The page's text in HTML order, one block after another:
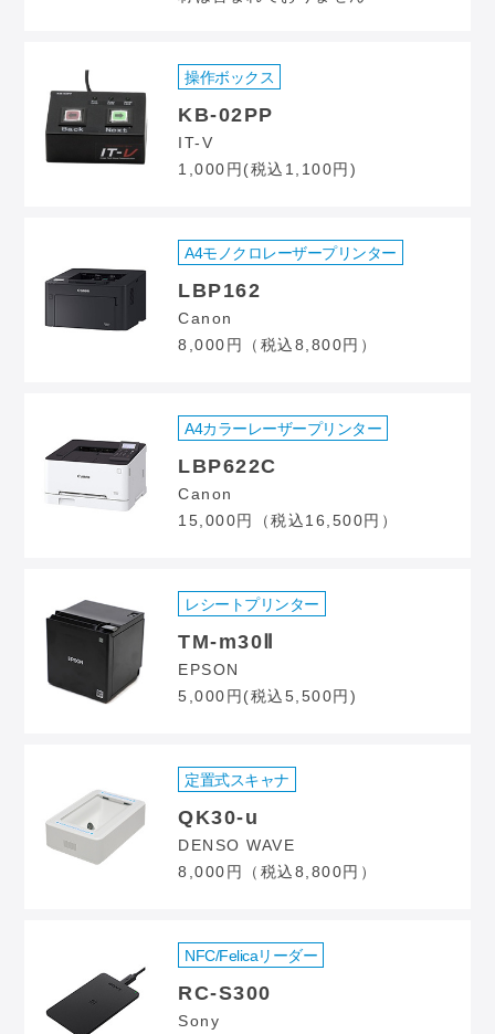
操作ボックス
KB-02PP
IT-V
1,000円(税込1,100円)
A4モノクロレーザープリンター
LBP162
Canon
8,000円（税込8,800円）
A4カラーレーザープリンター
LBP622C
Canon
15,000円（税込16,500円）
レシートプリンター
TM-m30Ⅱ
EPSON
5,000円(税込5,500円)
定置式スキャナ
QK30-u
DENSO WAVE
8,000円（税込8,800円）
NFC/Felicaリーダー
RC-S300
Sony